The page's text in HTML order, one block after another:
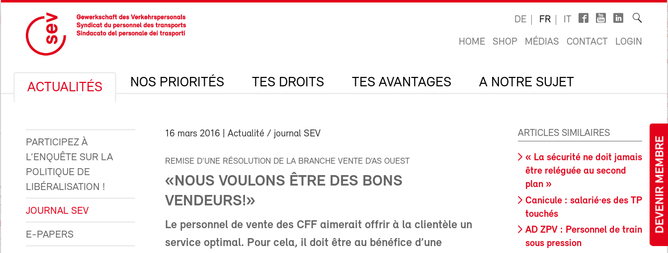
DEVENIR MEMBRE
DE FR IT
HOME SHOP MÉDIAS CONTACT LOGIN
ACTUALITÉS NOS PRIORITÉS TES DROITS TES AVANTAGES A NOTRE SUJET
PARTICIPEZ À
L’ENQUÊTE SUR LA
POLITIQUE DE
LIBÉRALISATION !
JOURNAL SEV
E-PAPERS
16 mars 2016 | Actualité / journal SEV
REMISE D’UNE RÉSOLUTION DE LA BRANCHE VENTE D’AS OUEST
«NOUS VOULONS ÊTRE DES BONS
VENDEURS!»
Le personnel de vente des CFF aimerait offrir à la clientèle un
service optimal. Pour cela, il doit être au bénéfice d’une
ARTICLES SIMILAIRES
« La sécurité ne doit jamais
être reléguée au second
plan »
Canicule : salarié·es des TP
touchés
AD ZPV : Personnel de train
sous pression